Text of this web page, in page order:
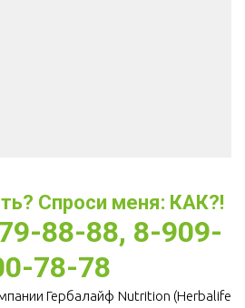
Спроси меня: КАК?!
88-88, 8-909-
78-78
Гербалайф Nutrition (Herbalife